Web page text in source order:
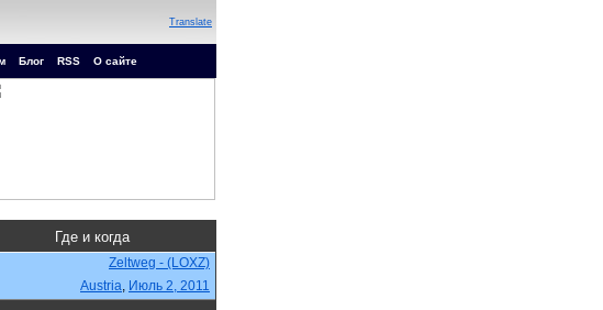
Translate
Блог RSS О сайте
Где и когда
Zeltweg - (LOXZ)
Austria, Июль 2, 2011